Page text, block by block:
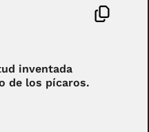
inventada
de los pícaros.